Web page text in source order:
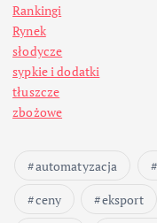
Rankingi
Rynek
słodycze
sypkie i dodatki
tłuszcze
zbożowe
automatyzacja
ceny
eksport